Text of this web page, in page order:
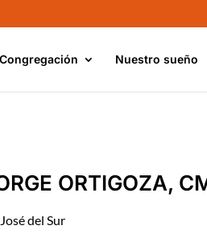
Nuestro sueño
ORTIGOZA,
del Sur